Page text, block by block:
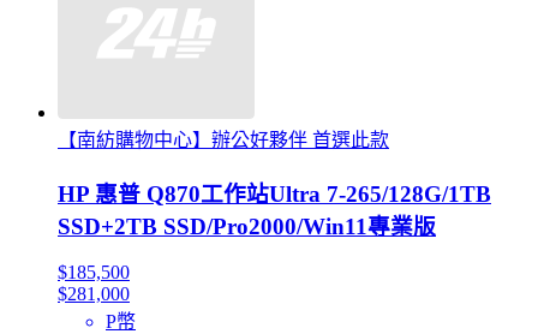
【南紡購物中心】辦公好夥伴 首選此款
HP 惠普 Q870工作站Ultra 7-265/128G/1TB
SSD+2TB SSD/Pro2000/Win11專業版
$185,500
$281,000
P幣